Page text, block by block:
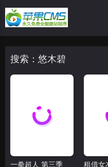
搜索：悠木碧
一拳超人 第三季 租借女